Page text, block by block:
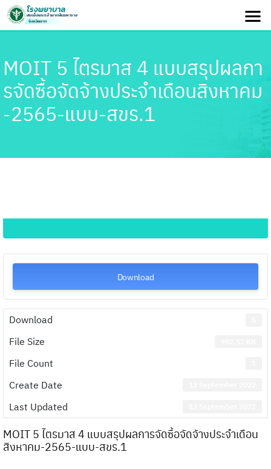
MOIT 5 ไตรมาส 4 แบบสรุปผลกา
รจัดซื้อจัดจ้างประจำเดือนสิงหาคม
-2565-แบบ-สขร.1
Download
Download
File Size
File Count
Create Date
Last Updated
MOIT 5 ไตรมาส 4 แบบสรุปผลการจัดซื้อจัดจ้างประจำเดือน
สิงหาคม-2565-แบบ-สขร.1